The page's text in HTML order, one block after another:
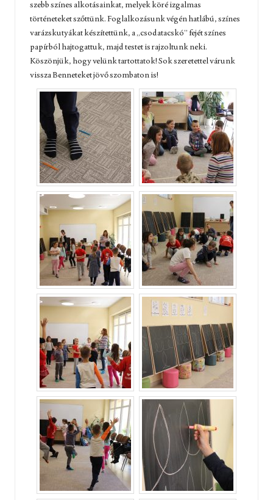
szebb színes alkotásainkat, melyek köré izgalmas
történeteket szőttünk. Foglalkozásunk végén hatlábú, színes
varázskutyákat készítettünk, a „csodatacskó” fejét színes
papírból hajtogattuk, majd testet is rajzoltunk neki.
Köszönjük, hogy velünk tartottatok! Sok szeretettel várunk
vissza Benneteket jövő szombaton is!